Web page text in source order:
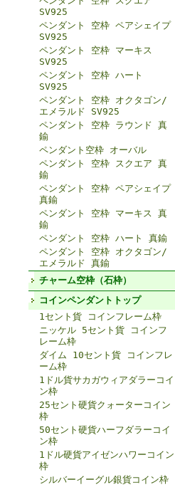
SV925
ペンダント 空枠 ペアシェイプ
SV925
ペンダント 空枠 マーキス
SV925
ペンダント 空枠 ハート
SV925
ペンダント 空枠 オクタゴン/
エメラルド SV925
ペンダント 空枠 ラウンド 真
鍮
ペンダント空枠 オーバル
ペンダント 空枠 スクエア 真
鍮
ペンダント 空枠 ペアシェイプ
真鍮
ペンダント 空枠 マーキス 真
鍮
ペンダント 空枠 ハート 真鍮
ペンダント 空枠 オクタゴン/
エメラルド 真鍮
チャーム空枠（石枠）
コインペンダントトップ
1セント貨 コインフレーム枠
ニッケル 5セント貨 コインフ
レーム枠
ダイム 10セント貨 コインフレ
ーム枠
1ドル貨サカガウィアダラーコイ
ン枠
25セント硬貨クォーターコイン
枠
50セント硬貨ハーフダラーコイ
ン枠
1ドル硬貨アイゼンハワーコイン
枠
シルバーイーグル銀貨コイン枠